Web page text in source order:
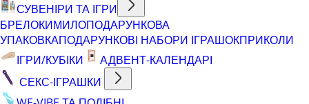
СУВЕНІРИ ТА ІГРИ
БРЕЛОКИМИЛОПОДАРУНКОВА
УПАКОВКАПОДАРУНКОВІ НАБОРИ ІГРАШОКПРИКОЛИ
ІГРИ/КУБІКИ
АДВЕНТ-КАЛЕНДАРІ
СЕКС-ІГРАШКИ